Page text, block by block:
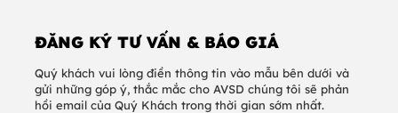
ĐĂNG KÝ TƯ VẤN & BÁO GIÁ
Quý khách vui lòng điền thông tin vào mẫu bên dưới và
gửi những góp ý, thắc mắc cho AVSD chúng tôi sẽ phản
hồi email của Quý Khách trong thời gian sớm nhất.